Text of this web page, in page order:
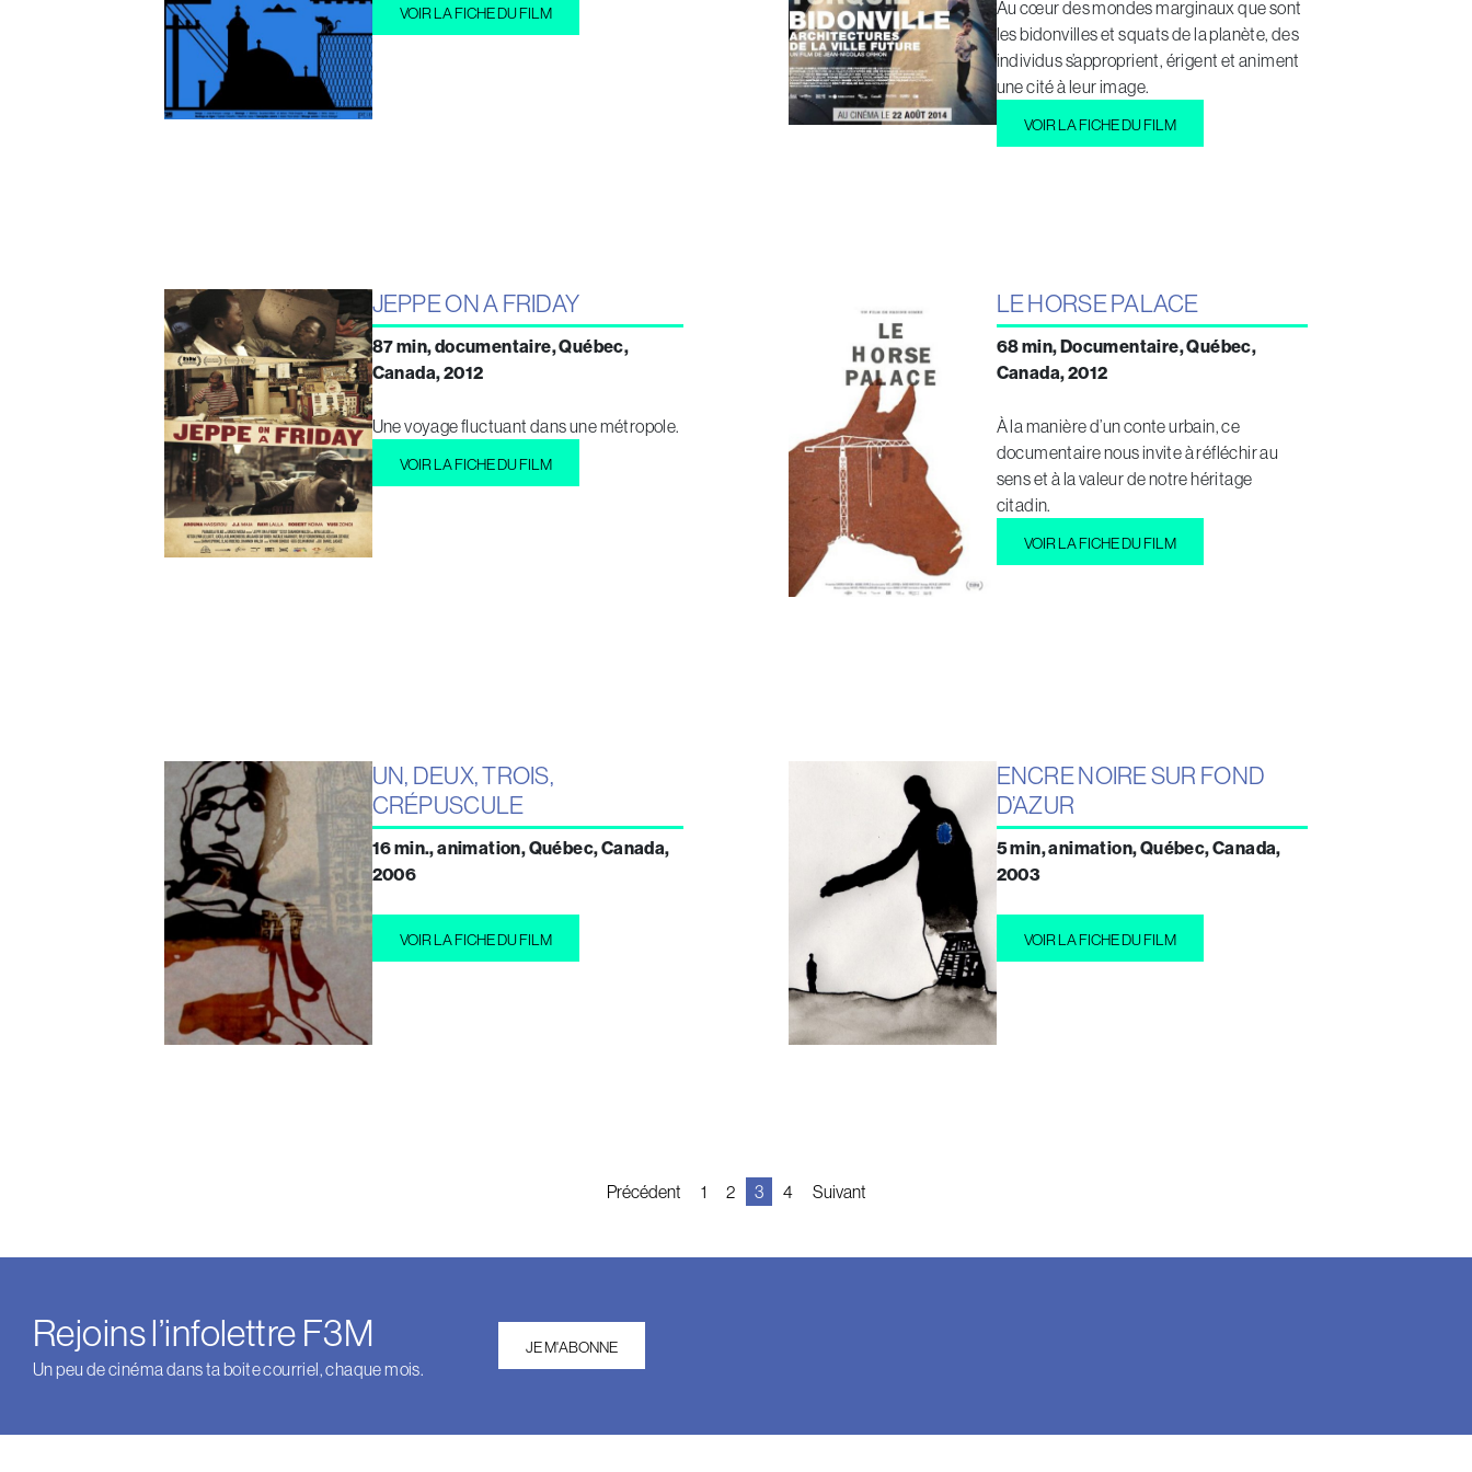
VOIR LA FICHE DU FILM
Au cœur des mondes marginaux que sont
les bidonvilles et squats de la planète, des
individus s’approprient, érigent et animent
une cité à leur image.
VOIR LA FICHE DU FILM
JEPPE ON A FRIDAY
87 min, documentaire, Québec,
Canada, 2012
Une voyage fluctuant dans une métropole.
VOIR LA FICHE DU FILM
LE HORSE PALACE
68 min, Documentaire, Québec,
Canada, 2012
À la manière d’un conte urbain, ce
documentaire nous invite à réfléchir au
sens et à la valeur de notre héritage
citadin.
VOIR LA FICHE DU FILM
UN, DEUX, TROIS,
CRÉPUSCULE
16 min., animation, Québec, Canada,
2006
VOIR LA FICHE DU FILM
ENCRE NOIRE SUR FOND
D’AZUR
5 min, animation, Québec, Canada,
2003
VOIR LA FICHE DU FILM
Navigation
Précédent 1 2 3 4 Suivant
Rejoins l’infolettre F3M
Un peu de cinéma dans ta boite courriel, chaque mois.
JE M'ABONNE